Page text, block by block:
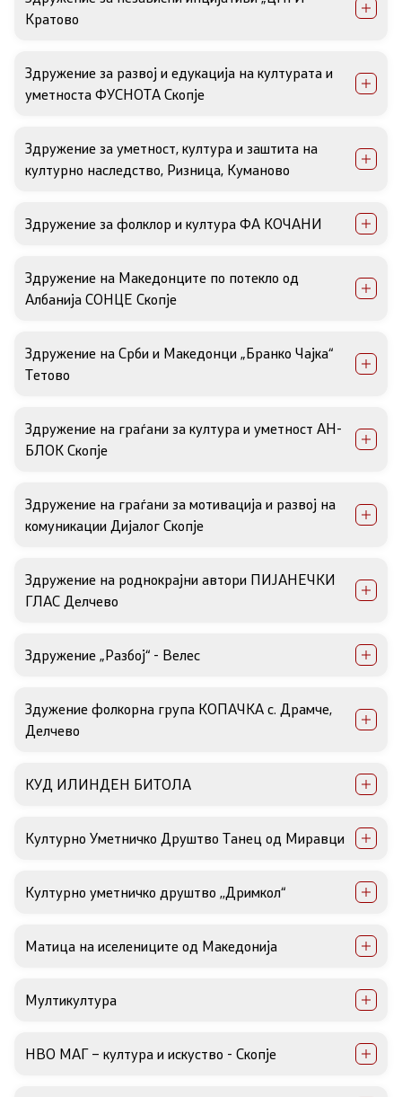
Кратово
Здружение за развој и едукација на културата и
уметноста ФУСНОТА Скопје
Здружение за уметност, култура и заштита на
културно наследство, Ризница, Куманово
Здружение за фолклор и култура ФА КОЧАНИ
Здружение на Македонците по потекло од
Албанија СОНЦЕ Скопје
Здружение на Срби и Македонци „Бранко Чајка“
Тетово
Здружение на граѓани за култура и уметност АН-
БЛОК Скопје
Здружение на граѓани за мотивација и развој на
комуникации Дијалог Скопје
Здружение на роднокрајни автори ПИЈАНЕЧКИ
ГЛАС Делчево
Здружение „Разбој“ - Велес
Здужение фолкорна група КОПАЧКА с. Драмче,
Делчево
КУД ИЛИНДЕН БИТОЛА
Културно Уметничко Друштво Танец од Миравци
Културно уметничко друштво ,,Дримкол“
Матица на иселениците од Македонија
Мултикултура
НВО МАГ – култура и искуство - Скопје